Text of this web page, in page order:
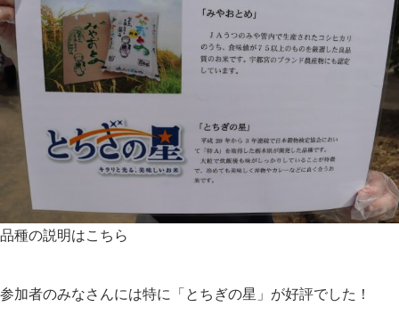
品種の説明はこちら
参加者のみなさんには特に「とちぎの星」が好評でした！